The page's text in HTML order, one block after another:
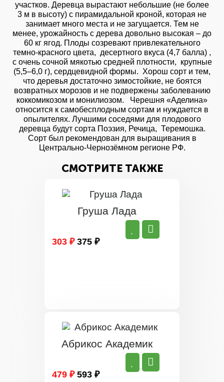
участков. Деревца вырастают небольшие (не более
3 м в высоту) с пирамидальной кроной, которая не
занимает много места и не загущается. Тем не
менее, урожайность с дерева довольно высокая – до
60 кг ягод. Плоды созревают привлекательного
темно-красного цвета, десертного вкуса (4,7 балла) ,
с очень сочной мякотью средней плотности, крупные
(5,5–6,0 г), сердцевидной формы. Хорош сорт и тем,
что деревья достаточно зимостойкие, не боятся
возвратных морозов и не подвержены заболеванию
коккомикозом и монилиозом. Черешня «Аделина»
относится к самобесплодным сортам и нуждается в
опылителях. Лучшими соседями для плодового
деревца будут сорта Поэзия, Речица, Теремошка.
Сорт был рекомендован для выращивания в
Центрально-Чернозёмном регионе РФ.
СМОТРИТЕ ТАКЖЕ
Груша Лада
303 ₽ 375 ₽
Абрикос Академик
479 ₽ 593 ₽